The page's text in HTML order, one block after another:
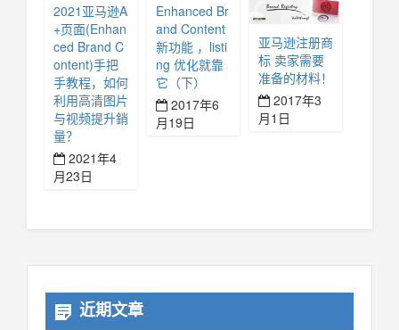
2021亚马逊A
+页面(Enhan
ced Brand C
ontent)手把
手教程，如何
利用高清图片
与视频提升銷
量？
2021年4
月23日
Enhanced Br
and Content
新功能 ，listi
ng 优化就靠
它（下）
2017年6
月19日
亚马逊注册商
标 卖家需要
准备的材料！
2017年3
月1日
近期文章